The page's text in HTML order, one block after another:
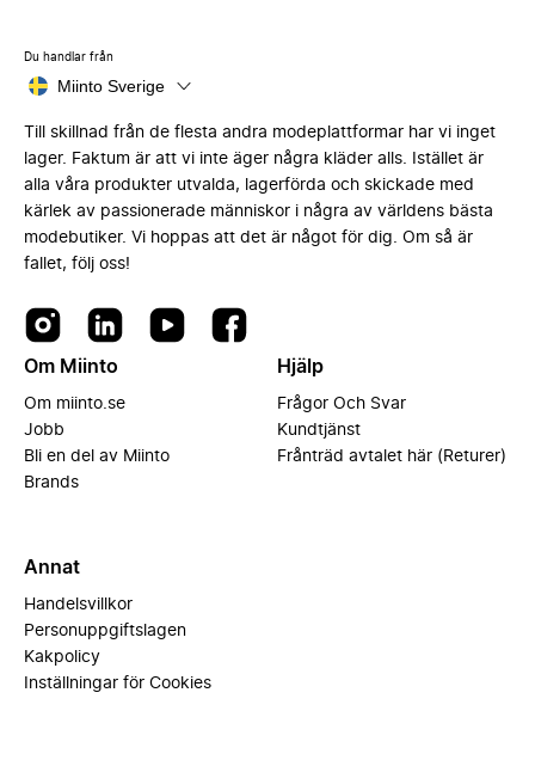
Du handlar från
Miinto Sverige
Till skillnad från de flesta andra modeplattformar har vi inget
lager. Faktum är att vi inte äger några kläder alls. Istället är
alla våra produkter utvalda, lagerförda och skickade med
kärlek av passionerade människor i några av världens bästa
modebutiker. Vi hoppas att det är något för dig. Om så är
fallet, följ oss!
Om Miinto
Om miinto.se
Jobb
Bli en del av Miinto
Brands
Hjälp
Frågor Och Svar
Kundtjänst
Frånträd avtalet här (Returer)
Annat
Handelsvillkor
Personuppgiftslagen
Kakpolicy
Inställningar för Cookies